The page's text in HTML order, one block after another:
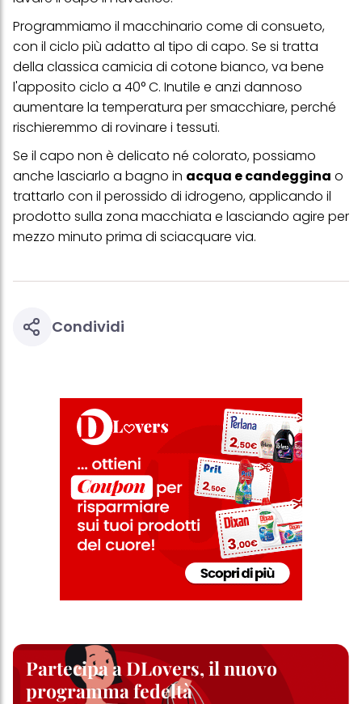
Programmiamo il macchinario come di consueto,
con il ciclo più adatto al tipo di capo. Se si tratta
della classica camicia di cotone bianco, va bene
l'apposito ciclo a 40° C. Inutile e anzi dannoso
aumentare la temperatura per smacchiare, perché
rischieremmo di rovinare i tessuti.
Se il capo non è delicato né colorato, possiamo
anche lasciarlo a bagno in acqua e candeggina o
trattarlo con il perossido di idrogeno, applicando il
prodotto sulla zona macchiata e lasciando agire per
mezzo minuto prima di sciacquare via.
Condividi
Partecipa a DLovers, il nuovo
programma fedeltà
(basati, ad esempio, sui tuoi interessi identificati) su questo sito
web e altri media (di terzi) tramite i dispositivi assegnati a te o
alla tua famiglia, nonché per misurare e ottimizzare il successo
delle campagne pubblicitarie.
nella nostra Informativa sulla protezione dei dati collegata nel piè
di pagina (Sezione "Cookie, Pixel, Impronte digitali e tecnologie
simili"). Puoi revocare il tuo consenso in qualsiasi momento con
effetto per il futuro disabilitando i cookie sul nostro sito web nella
sezione "Impostazioni cookie" collegata nel piè di pagina. Per
ulteriori informazioni sui cookie utilizzati su questo sito Web, in
particolare sul loro periodo di conservazione, consultare le
informazioni dettagliate su ciascun cookie disponibili facendo
clic su "modifica" di seguito".
Se fai clic su "Modifica" potrai trovare maggiori informazioni sul
trattamento dei tuoi dati / sull'uso dei cookie e consentirli per uno o
personali per tutte le finalità sopra indicate. Se fai clic su "Rifiuta",